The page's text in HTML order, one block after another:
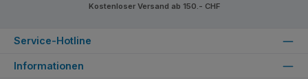
Kostenloser Versand ab 150.- CHF
Service-Hotline
Informationen